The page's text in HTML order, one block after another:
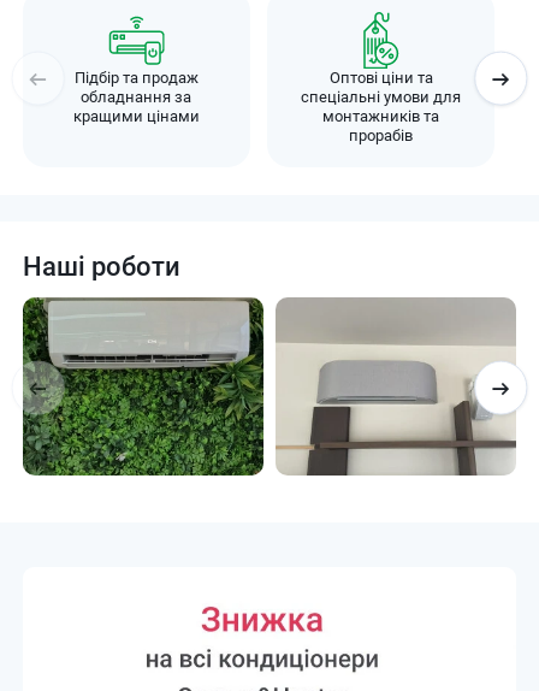
Підбір та продаж
обладнання за
кращими цінами
Оптові ціни та
спеціальні умови для
монтажників та
прорабів
Наші роботи